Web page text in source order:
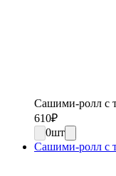
Сашими-ролл с
610₽
0шт
Сашими-ролл с